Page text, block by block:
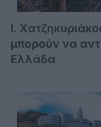
I.
μπορούν να
Ελλάδα